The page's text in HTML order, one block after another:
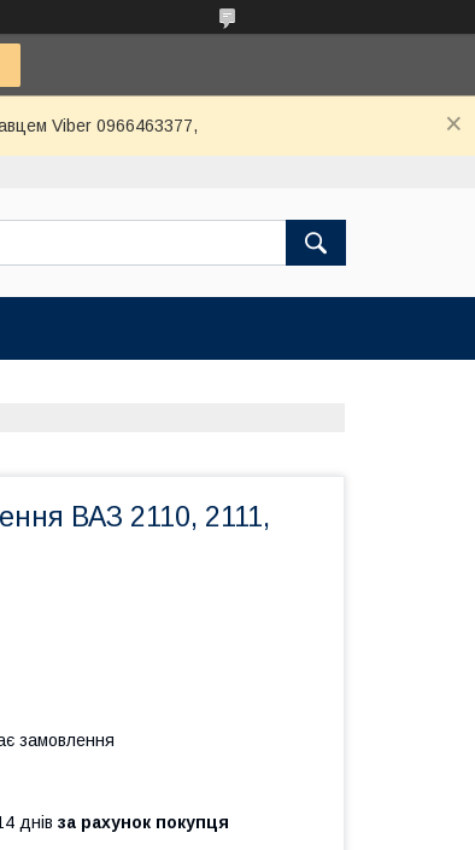
Viber 0966463377,
ВАЗ 2110, 2111,
замовлення
днів за рахунок покупця